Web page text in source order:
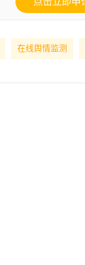
在线舆情监测